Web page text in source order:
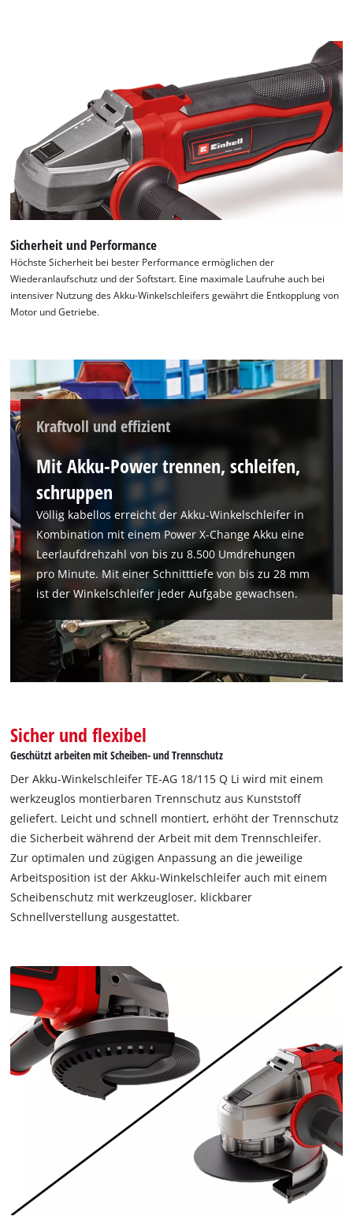
Sicherheit und Performance
Höchste Sicherheit bei bester Performance ermöglichen der
Wiederanlaufschutz und der Softstart. Eine maximale Laufruhe auch bei
intensiver Nutzung des Akku-Winkelschleifers gewährt die Entkopplung von
Motor und Getriebe.
Kraftvoll und effizient
Mit Akku-Power trennen, schleifen,
schruppen
Völlig kabellos erreicht der Akku-Winkelschleifer in
Kombination mit einem Power X-Change Akku eine
Leerlaufdrehzahl von bis zu 8.500 Umdrehungen
pro Minute. Mit einer Schnitttiefe von bis zu 28 mm
ist der Winkelschleifer jeder Aufgabe gewachsen.
Sicher und flexibel
Geschützt arbeiten mit Scheiben- und Trennschutz
Der Akku-Winkelschleifer TE-AG 18/115 Q Li wird mit einem
werkzeuglos montierbaren Trennschutz aus Kunststoff
geliefert. Leicht und schnell montiert, erhöht der Trennschutz
die Sicherbeit während der Arbeit mit dem Trennschleifer.
Zur optimalen und zügigen Anpassung an die jeweilige
Arbeitsposition ist der Akku-Winkelschleifer auch mit einem
Scheibenschutz mit werkzeugloser, klickbarer
Schnellverstellung ausgestattet.